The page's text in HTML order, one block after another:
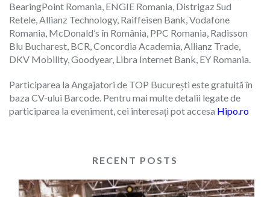
BearingPoint Romania, ENGIE Romania, Distrigaz Sud
Retele, Allianz Technology, Raiffeisen Bank, Vodafone
Romania, McDonald’s în România, PPC Romania, Radisson
Blu Bucharest, BCR, Concordia Academia, Allianz Trade,
DKV Mobility, Goodyear, Libra Internet Bank, EY Romania.
Participarea la Angajatori de TOP București este gratuită în
baza CV-ului Barcode. Pentru mai multe detalii legate de
participarea la eveniment, cei interesați pot accesa Hipo.ro
RECENT POSTS